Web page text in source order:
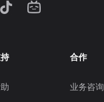
合作
业务咨询